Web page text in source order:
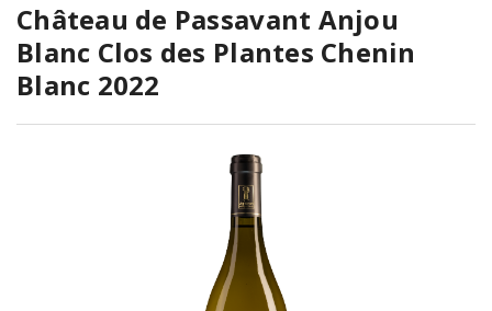
Château de Passavant Anjou
Blanc Clos des Plantes Chenin
Blanc 2022